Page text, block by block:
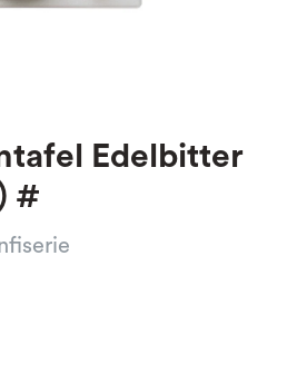
Edelbitter
#